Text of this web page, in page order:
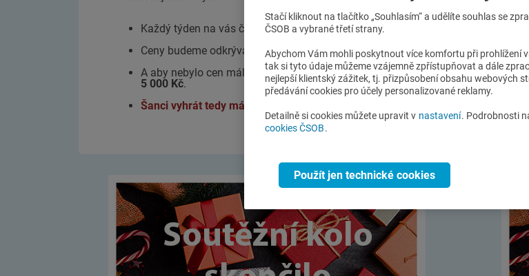
Každý týden na vás čekají nové příběhy, a především
Ceny budeme odkrývat postupně, těšit se můžeme třeba nadálniční známky.
A aby nebylo cen málo, ze všech účastníků soutěžních kol vylosujeme na konci
5 000 Kč.
Šanci vyhrát tedy máte celkem pětkrát!
Stačí kliknout na tlačítko „Souhlasím“ a udělíte souhlas se
ČSOB a vybrané třetí strany.
Abychom Vám mohli poskytnout více komfortu při prohlížení
tak si tyto údaje můžeme vzájemně zpřístupňovat a dále
nejlepší klientský zážitek, tj. přizpůsobení obsahu webových
předávání cookies pro účely personalizované reklamy.
Detailně si cookies můžete upravit v nastavení. Podrobnosti
cookies ČSOB.
Použít jen technické cookies